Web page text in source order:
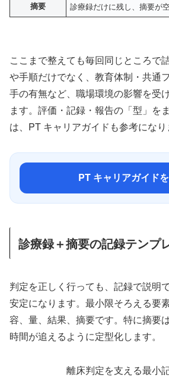
摘要 診療録だけに残し、摘要が
ここまで整えても毎回同じところで
や手順だけでなく、教育体制・共通
手の有無など、職場環境の影響を受
ます。評価・記録・報告の「型」を
は、PT キャリアガイドも参考になり
PT キャリアガイド
診療録＋摘要の記録テンプ
判定を正しく行っても、記録で説明
安定になります。最小限そろえる要
容、量、結果、摘要です。特に摘要
時間が追えるように定型化します。
離床判定を支える最